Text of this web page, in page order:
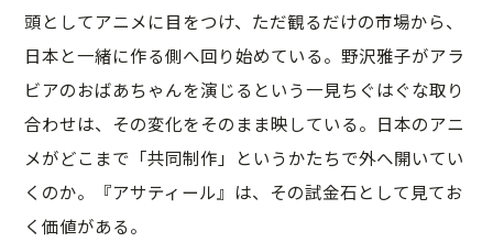
頭としてアニメに目をつけ、ただ観るだけの市場から、
日本と一緒に作る側へ回り始めている。野沢雅子がアラ
ビアのおばあちゃんを演じるという一見ちぐはぐな取り
合わせは、その変化をそのまま映している。日本のアニ
メがどこまで「共同制作」というかたちで外へ開いてい
くのか。『アサティール』は、その試金石として見てお
く価値がある。